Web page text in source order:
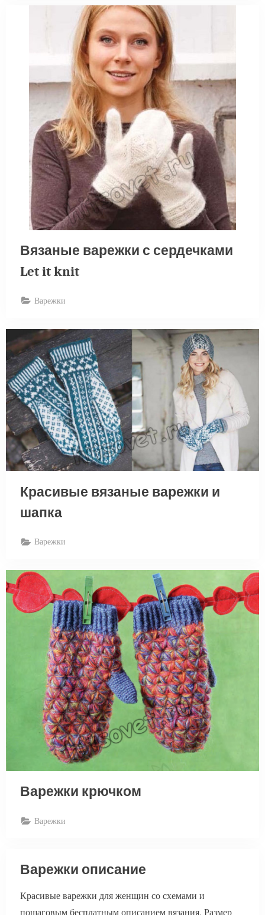
Вязаные варежки с сердечками
Let it knit
Варежки
Красивые вязаные варежки и
шапка
Варежки
Варежки крючком
Варежки
Варежки описание
Красивые варежки для женщин со схемами и
пошаговым бесплатным описанием вязания. Размер